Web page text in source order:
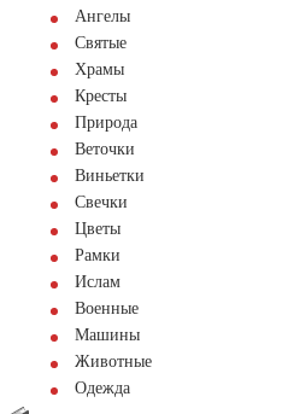
Ангелы
Святые
Храмы
Кресты
Природа
Веточки
Виньетки
Свечки
Цветы
Рамки
Ислам
Военные
Машины
Животные
Одежда